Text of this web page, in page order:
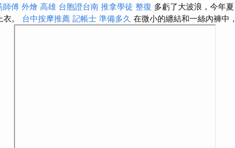
師傅 外燴 高雄 台胞證台南 推拿學徒 整復 多虧了大波浪，今年夏
。 台中按摩推薦 記帳士 準備多久 在微小的纏結和一絲內褲中，